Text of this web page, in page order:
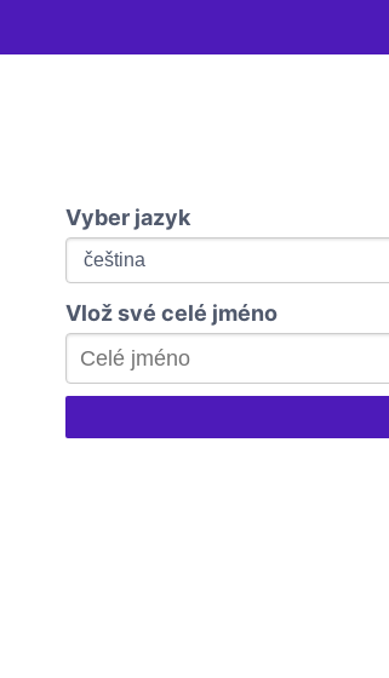
Vyber jazyk
Vlož své celé jméno